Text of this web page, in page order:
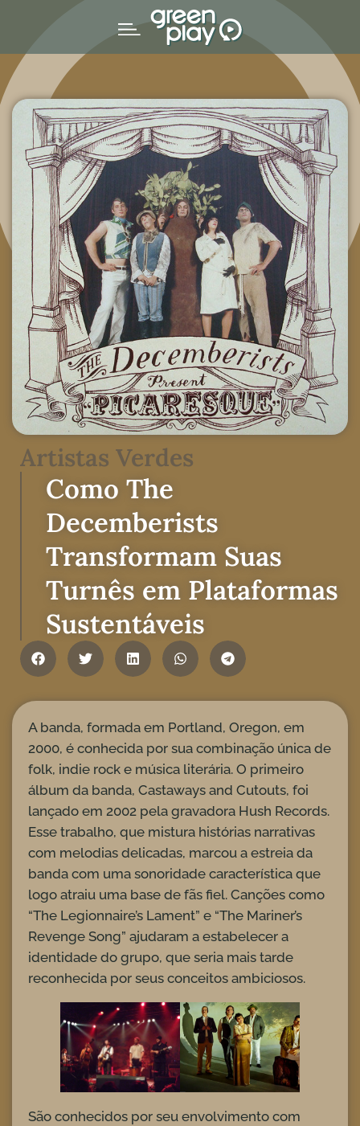
Artistas Verdes
Como The
Decemberists
Transformam Suas
Turnês em Plataformas
Sustentáveis
A banda, formada em Portland, Oregon, em
2000, é conhecida por sua combinação única de
folk, indie rock e música literária. O primeiro
álbum da banda, Castaways and Cutouts, foi
lançado em 2002 pela gravadora Hush Records.
Esse trabalho, que mistura histórias narrativas
com melodias delicadas, marcou a estreia da
banda com uma sonoridade característica que
logo atraiu uma base de fãs fiel. Canções como
“The Legionnaire’s Lament” e “The Mariner’s
Revenge Song” ajudaram a estabelecer a
identidade do grupo, que seria mais tarde
reconhecida por seus conceitos ambiciosos.
São conhecidos por seu envolvimento com